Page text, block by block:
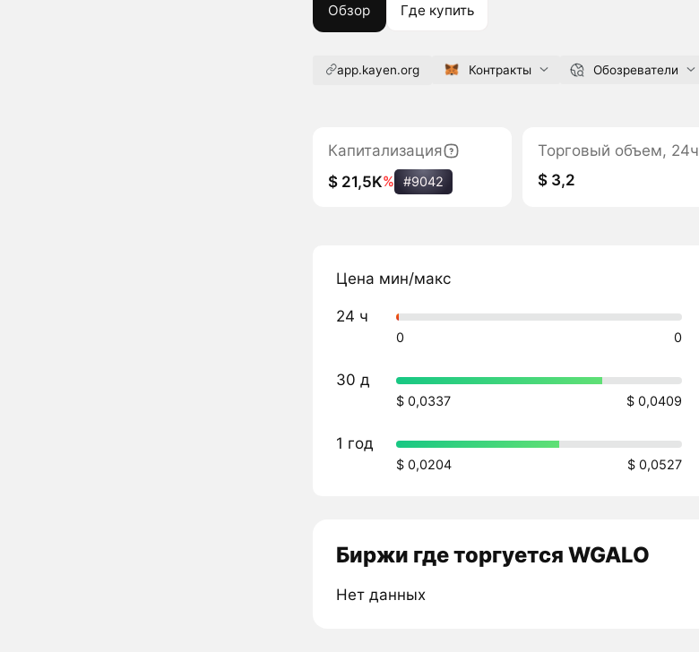
Обзор Где купить
app.kayen.org Контракты Обозреватели
Капитализация
$ 21,5K% #9042
Торговый объем, 24ч
$ 3,2
Цена мин/макс
24 ч
0 0
30 д
$ 0,0337 $ 0,0409
1 год
$ 0,0204 $ 0,0527
Биржи где торгуется WGALO
Нет данных